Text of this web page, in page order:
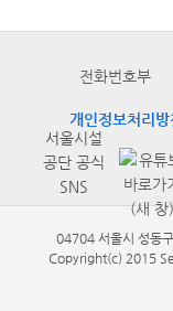
전화번호부
개인정보처리방
서울시설
공단 공식
SNS
04704 서울시 성동
Copyright(c) 2015